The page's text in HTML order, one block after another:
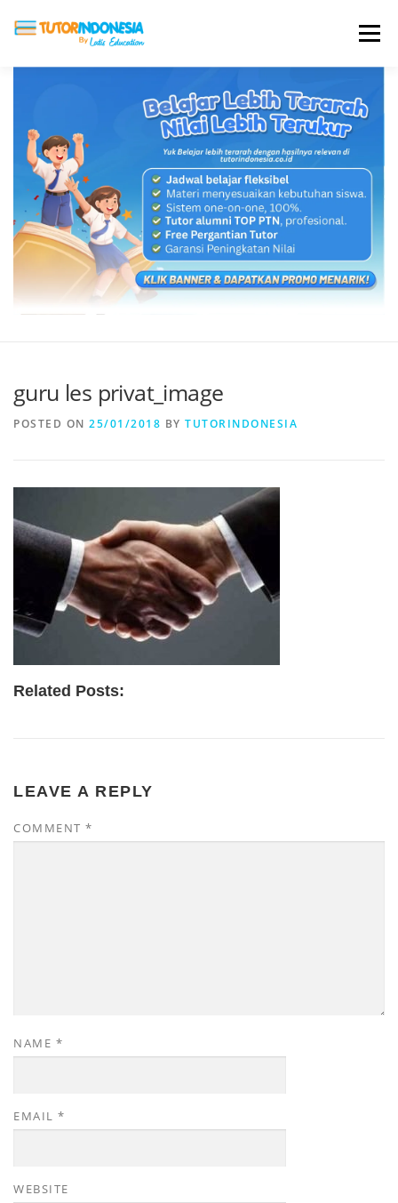
Menu
ABOUT US JADI PENGAJAR
BIAYA LES TESTIMONI PROFIL ALUMNI
BLOG DAFTAR SEKOLAH
guru les privat_image
POSTED ON 25/01/2018 BY TUTORINDONESIA
Related Posts:
LEAVE A REPLY
COMMENT *
NAME *
EMAIL *
WEBSITE